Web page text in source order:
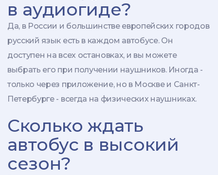
в аудиогиде?
Да, в России и большинстве европейских городов
русский язык есть в каждом автобусе. Он
доступен на всех остановках, и вы можете
выбрать его при получении наушников. Иногда -
только через приложение, но в Москве и Санкт-
Петербурге - всегда на физических наушниках.
Сколько ждать
автобус в высокий
сезон?